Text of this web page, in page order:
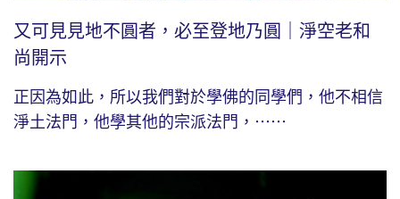
又可見見地不圓者，必至登地乃圓｜淨空老和
尚開示
正因為如此，所以我們對於學佛的同學們，他不相信
淨土法門，他學其他的宗派法門，⋯⋯